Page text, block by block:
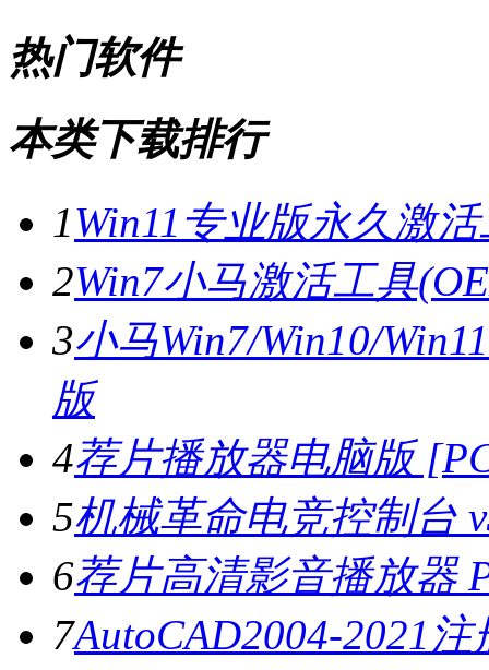
热门软件
本类下载排行
1Win11专业版永久激
2Win7小马激活工具
3小马Win7/Win10/
版
4荐片播放器电脑版
5机械革命电竞控制台
6荐片高清影音播放器
7AutoCAD2004-2021